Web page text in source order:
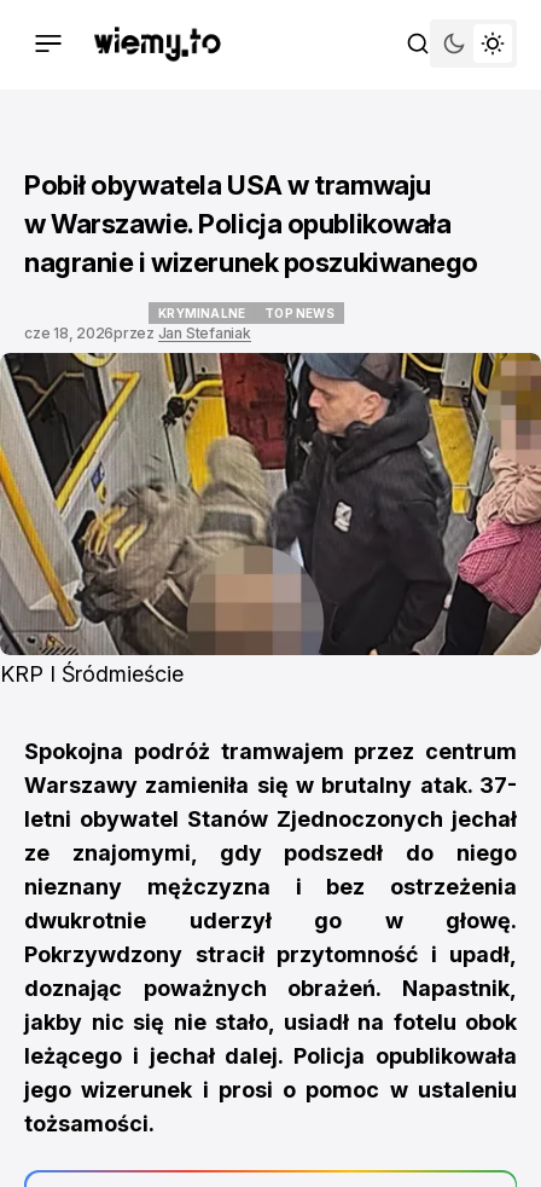
Pobił obywatela USA w tramwaju
w Warszawie. Policja opublikowała
nagranie i wizerunek poszukiwanego
KRYMINALNE TOP NEWS
cze 18, 2026przez Jan Stefaniak
KRP I Śródmieście
Spokojna podróż tramwajem przez centrum
Warszawy zamieniła się w brutalny atak. 37-
letni obywatel Stanów Zjednoczonych jechał
ze znajomymi, gdy podszedł do niego
nieznany mężczyzna i bez ostrzeżenia
dwukrotnie uderzył go w głowę.
Pokrzywdzony stracił przytomność i upadł,
doznając poważnych obrażeń. Napastnik,
jakby nic się nie stało, usiadł na fotelu obok
leżącego i jechał dalej. Policja opublikowała
jego wizerunek i prosi o pomoc w ustaleniu
tożsamości.